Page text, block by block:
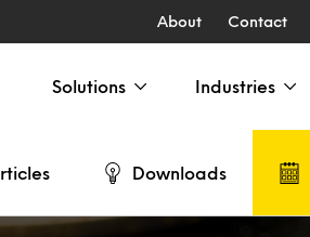
About Contact
Solutions Industries
Downloads